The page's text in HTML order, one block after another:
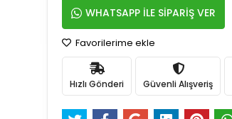
WHATSAPP İLE SİPARİŞ VER
Favorilerime ekle
Hızlı Gönderi Güvenli Alışveriş